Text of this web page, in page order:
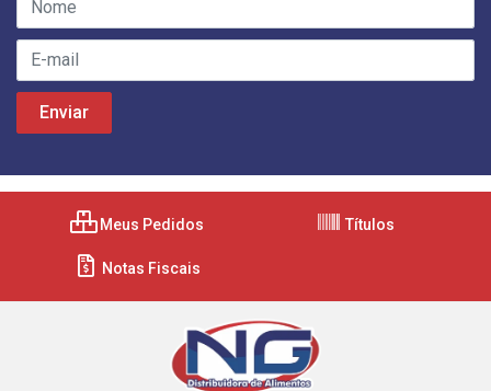
Meus Pedidos Títulos
Notas Fiscais